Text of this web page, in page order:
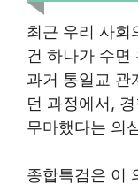
최근 우리 사회
건 하나가 수면
과거 통일교 관
던 과정에서,
무마했다는 의
종합특검은 이